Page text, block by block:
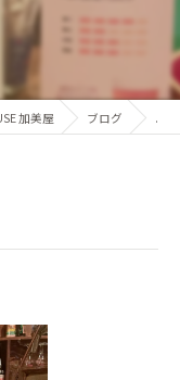
加美屋 ブログ .